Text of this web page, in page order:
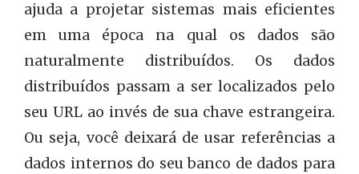
ajuda a projetar sistemas mais eficientes
em uma época na qual os dados são
naturalmente distribuídos. Os dados
distribuídos passam a ser localizados pelo
seu URL ao invés de sua chave estrangeira.
Ou seja, você deixará de usar referências a
dados internos do seu banco de dados para